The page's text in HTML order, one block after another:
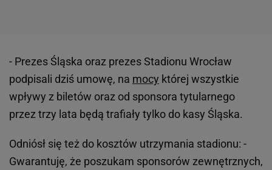
- Prezes Śląska oraz prezes Stadionu Wrocław
podpisali dziś umowę, na mocy której wszystkie
wpływy z biletów oraz od sponsora tytularnego
przez trzy lata będą trafiały tylko do kasy Śląska.
Odniósł się też do kosztów utrzymania stadionu: -
Gwarantuję, że poszukam sponsorów zewnętrznych,